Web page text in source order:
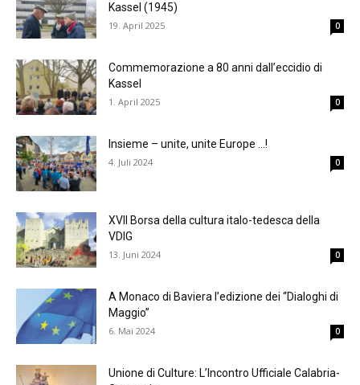
Kassel (1945)
19. April 2025 0
Commemorazione a 80 anni dall’eccidio di
Kassel
1. April 2025 0
Insieme – unite, unite Europe …!
4. Juli 2024 0
XVII Borsa della cultura italo-tedesca della
VDIG
13. Juni 2024 0
A Monaco di Baviera l’edizione dei “Dialoghi di
Maggio”
6. Mai 2024 0
Unione di Culture: L’Incontro Ufficiale Calabria-